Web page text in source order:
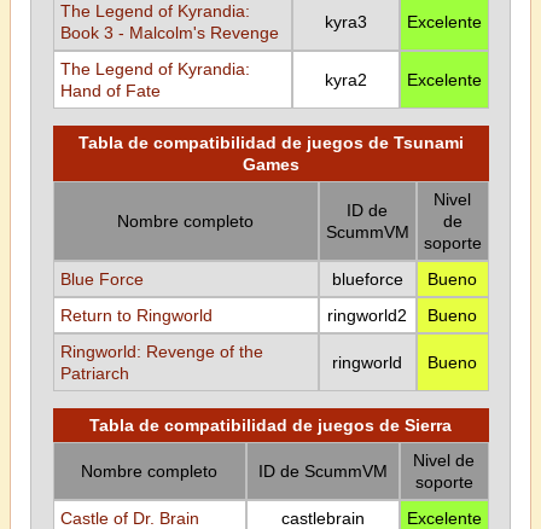
The Legend of Kyrandia:
Book 3 - Malcolm's Revenge
kyra3 Excelente
The Legend of Kyrandia:
Hand of Fate
kyra2 Excelente
Tabla de compatibilidad de juegos de Tsunami
Games
Nombre completo
ID de
ScummVM
Nivel
de
soporte
Blue Force
blueforce
Bueno
Return to Ringworld
ringworld2
Bueno
Ringworld: Revenge of the
Patriarch
ringworld Bueno
Tabla de compatibilidad de juegos de Sierra
Nombre completo ID de ScummVM
Nivel de
soporte
Castle of Dr. Brain
castlebrain
Excelente